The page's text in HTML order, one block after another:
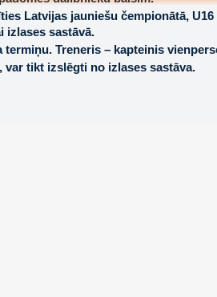
Latvijas jauniešu čempionātā,
izlases sastāvā.
Treneris – kapteinis
tikt izslēgti no izlases sastāva.